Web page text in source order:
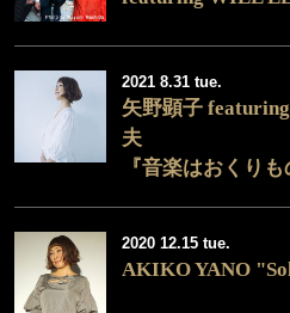
2021 8.31 tue.
矢野顕子
夫
『音楽はおくり
2020 12.15 tue.
AKIKO YANO